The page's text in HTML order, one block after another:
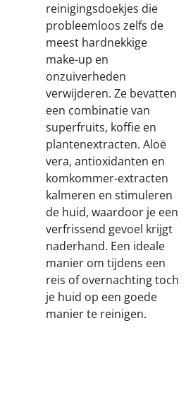
reinigingsdoekjes die
probleemloos zelfs de
meest hardnekkige
make-up en
onzuiverheden
verwijderen. Ze bevatten
een combinatie van
superfruits, koffie en
plantenextracten. Aloë
vera, antioxidanten en
komkommer-extracten
kalmeren en stimuleren
de huid, waardoor je een
verfrissend gevoel krijgt
naderhand. Een ideale
manier om tijdens een
reis of overnachting toch
je huid op een goede
manier te reinigen.